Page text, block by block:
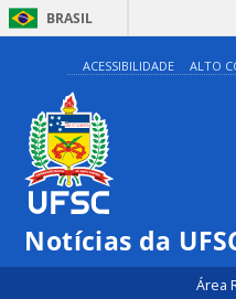
BRASIL
ACESSIBILIDADE ALTO
Notícias da
Área